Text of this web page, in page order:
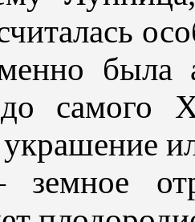
была
самого
украшение